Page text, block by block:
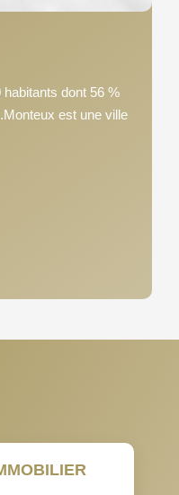
dont 56 %
est une ville
DES MÉNAGES SANS